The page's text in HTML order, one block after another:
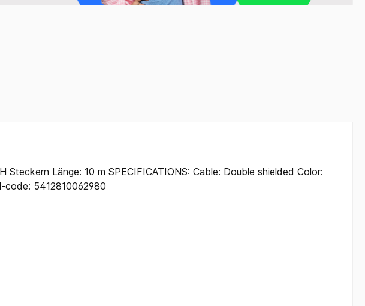
Länge: 10 m SPECIFICATIONS: Cable: Double shielded Color:
code: 5412810062980